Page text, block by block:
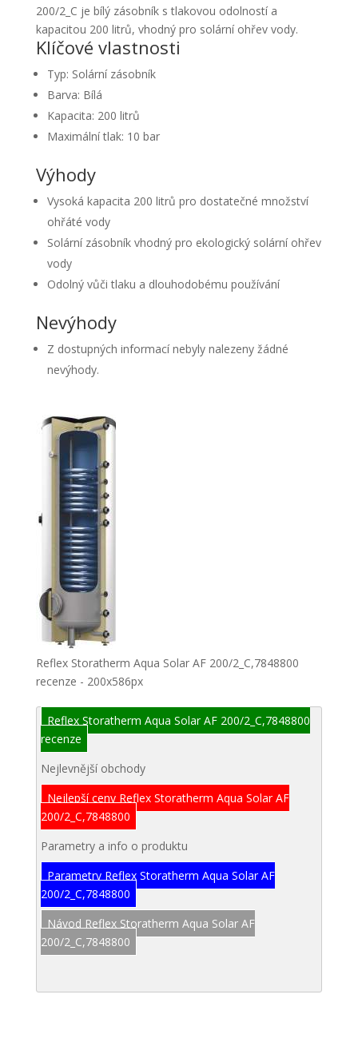
200/2_C je bílý zásobník s tlakovou odolností a
kapacitou 200 litrů, vhodný pro solární ohřev vody.
Klíčové vlastnosti
Typ: Solární zásobník
Barva: Bílá
Kapacita: 200 litrů
Maximální tlak: 10 bar
Výhody
Vysoká kapacita 200 litrů pro dostatečné množství
ohřáté vody
Solární zásobník vhodný pro ekologický solární ohřev
vody
Odolný vůči tlaku a dlouhodobému používání
Nevýhody
Z dostupných informací nebyly nalezeny žádné
nevýhody.
Reflex Storatherm Aqua Solar AF 200/2_C,7848800
recenze - 200x586px
Reflex Storatherm Aqua Solar AF 200/2_C,7848800
recenze
Nejlevnější obchody
Nejlepší ceny Reflex Storatherm Aqua Solar AF
200/2_C,7848800
Parametry a info o produktu
Parametry Reflex Storatherm Aqua Solar AF
200/2_C,7848800
Návod Reflex Storatherm Aqua Solar AF
200/2_C,7848800